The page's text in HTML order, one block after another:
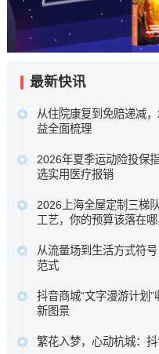
最新快讯
益全面梳理
本次盘点选取五款市场
投保准入规则、新增住
赔额递减或既往症赔付
原文链接
选实用医疗报销
为了帮助大家在琳琅满
理 ，助您理清保障核心
原文链接
工艺，你的预算该落在哪
科凡高定以柜墙门一体
专注高端大宅整木定制
原文链接
范式
这背后是消费趋势的根本
场可打卡、可停留、可
新图景